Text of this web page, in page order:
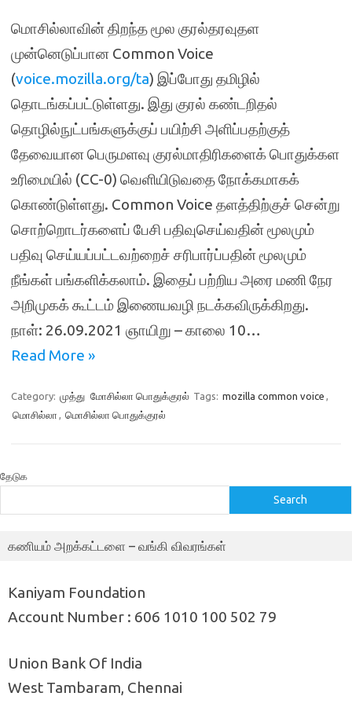
மொசில்லாவின் திறந்த மூல குரல்தரவுதள
முன்னெடுப்பான Common Voice
(voice.mozilla.org/ta) இப்போது தமிழில்
தொடங்கப்பட்டுள்ளது. இது குரல் கண்டறிதல்
தொழில்நுட்பங்களுக்குப் பயிற்சி அளிப்பதற்குத்
தேவையான பெருமளவு குரல்மாதிரிகளைக் பொதுக்கள
உரிமையில் (CC-0) வெளியிடுவதை நோக்கமாகக்
கொண்டுள்ளது. Common Voice தளத்திற்குச் சென்று
சொற்றொடர்களைப் பேசி பதிவுசெய்வதின் மூலமும்
பதிவு செய்யப்பட்டவற்றைச் சரிபார்ப்பதின் மூலமும்
நீங்கள் பங்களிக்கலாம். இதைப் பற்றிய அரை மணி நேர
அறிமுகக் கூட்டம் இணையவழி நடக்கவிருக்கிறது.
நாள்: 26.09.2021 ஞாயிறு – காலை 10…
Read More »
Category: முத்து மோசில்லா பொதுக்குரல் Tags: mozilla common voice ,
மொசில்லா , மொசில்லா பொதுக்குரல்
தேடுக
Search
கணியம் அறக்கட்டளை – வங்கி விவரங்கள்
Kaniyam Foundation
Account Number : 606 1010 100 502 79
Union Bank Of India
West Tambaram, Chennai